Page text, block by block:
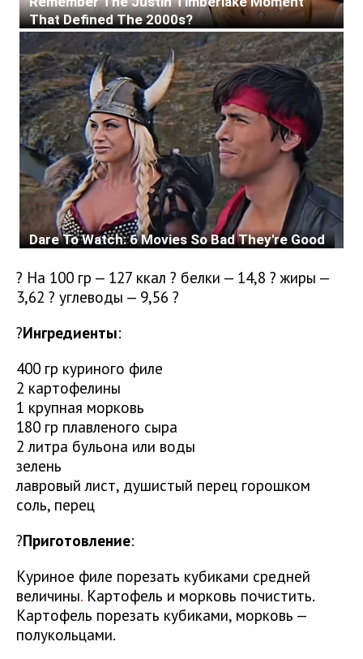
? На 100 гр — 127 ккал ? белки — 14,8 ? жиры —
3,62 ? углеводы — 9,56 ?
?Ингредиенты:
400 гр куриного филе
2 картофелины
1 крупная морковь
180 гр плавленого сыра
2 литра бульона или воды
зелень
лавровый лист, душистый перец горошком
соль, перец
?Приготовление:
Куриное филе порезать кубиками средней
величины. Картофель и морковь почистить.
Картофель порезать кубиками, морковь —
полукольцами.